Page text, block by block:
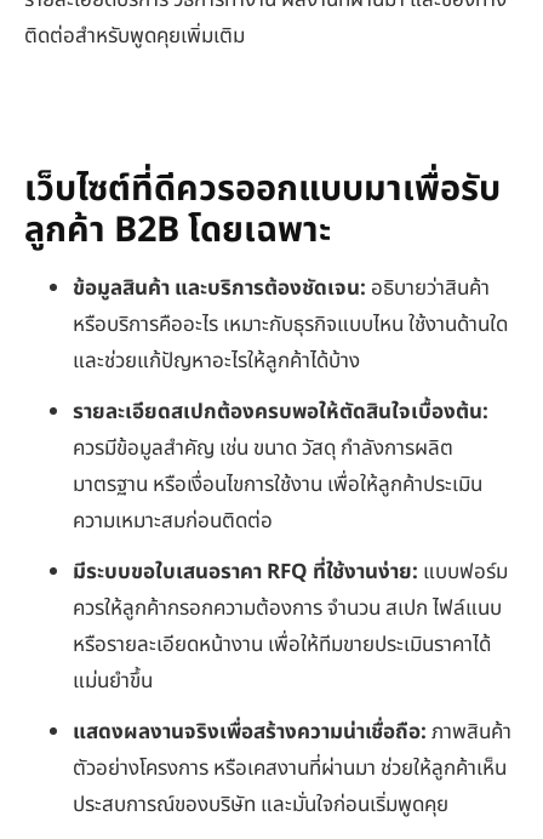
ติดต่อสำหรับพูดคุยเพิ่มเติม
เว็บไซต์ที่ดีควรออกแบบมาเพื่อรับ
ลูกค้า B2B โดยเฉพาะ
ข้อมูลสินค้า และบริการต้องชัดเจน: อธิบายว่าสินค้า
หรือบริการคืออะไร เหมาะกับธุรกิจแบบไหน ใช้งานด้านใด
และช่วยแก้ปัญหาอะไรให้ลูกค้าได้บ้าง
รายละเอียดสเปกต้องครบพอให้ตัดสินใจเบื้องต้น:
ควรมีข้อมูลสำคัญ เช่น ขนาด วัสดุ กำลังการผลิต
มาตรฐาน หรือเงื่อนไขการใช้งาน เพื่อให้ลูกค้าประเมิน
ความเหมาะสมก่อนติดต่อ
มีระบบขอใบเสนอราคาRFQ ที่ใช้งานง่าย: แบบฟอร์ม
ควรให้ลูกค้ากรอกความต้องการ จำนวน สเปก ไฟล์แนบ
หรือรายละเอียดหน้างาน เพื่อให้ทีมขายประเมินราคาได้
แม่นยำขึ้น
แสดงผลงานจริงเพื่อสร้างความน่าเชื่อถือ:ภาพสินค้า
ตัวอย่างโครงการ หรือเคสงานที่ผ่านมา ช่วยให้ลูกค้าเห็น
ประสบการณ์ของบริษัท และมั่นใจก่อนเริ่มพูดคุย